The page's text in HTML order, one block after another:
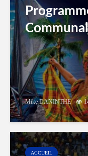
Mike DANINTHE
ACCUEIL